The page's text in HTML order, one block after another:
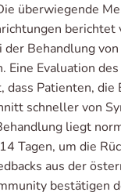
überwiegende
berichtet
der Behandlung
Eine Evaluation
dass Patienten, die
schneller von
liegt
Tagen, um die
aus der
bestätigen